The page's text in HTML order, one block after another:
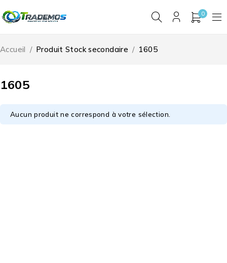
0
1605
Accueil / Produit Stock secondaire / 1605
Aucun produit ne correspond à votre sélection.